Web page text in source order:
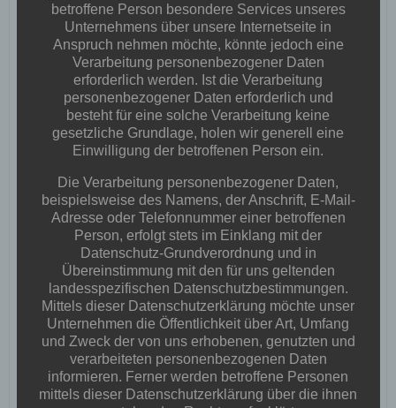
Post
navigation
PREVIOUS POST
Post
navigation
NEXT POST
No responses yet
Schreibe einen Kommentar
Deine E-Mail-Adresse wird nicht veröffentlicht. Erforderliche
Felder sind mit*markiert
Kommentar*
betroffene Person besondere Services unseres
Unternehmens über unsere Internetseite in
Anspruch nehmen möchte, könnte jedoch eine
Verarbeitung personenbezogener Daten
erforderlich werden. Ist die Verarbeitung
personenbezogener Daten erforderlich und
besteht für eine solche Verarbeitung keine
gesetzliche Grundlage, holen wir generell eine
Einwilligung der betroffenen Person ein.
Die Verarbeitung personenbezogener Daten,
beispielsweise des Namens, der Anschrift, E-Mail-
Adresse oder Telefonnummer einer betroffenen
Person, erfolgt stets im Einklang mit der
Datenschutz-Grundverordnung und in
Übereinstimmung mit den für uns geltenden
landesspezifischen Datenschutzbestimmungen.
Mittels dieser Datenschutzerklärung möchte unser
Unternehmen die Öffentlichkeit über Art, Umfang
und Zweck der von uns erhobenen, genutzten und
verarbeiteten personenbezogenen Daten
informieren. Ferner werden betroffene Personen
mittels dieser Datenschutzerklärung über die ihnen